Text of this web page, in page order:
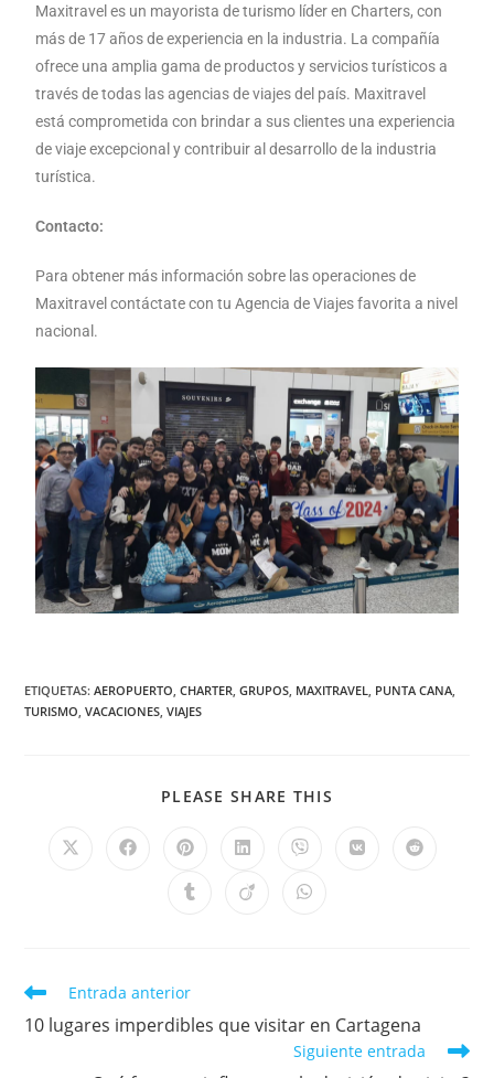
Maxitravel es un mayorista de turismo líder en Charters, con
más de 17 años de experiencia en la industria. La compañía
ofrece una amplia gama de productos y servicios turísticos a
través de todas las agencias de viajes del país. Maxitravel
está comprometida con brindar a sus clientes una experiencia
de viaje excepcional y contribuir al desarrollo de la industria
turística.
Contacto:
Para obtener más información sobre las operaciones de
Maxitravel contáctate con tu Agencia de Viajes favorita a nivel
nacional.
ETIQUETAS:AEROPUERTO, CHARTER, GRUPOS, MAXITRAVEL, PUNTA CANA,
TURISMO, VACACIONES, VIAJES
PLEASE SHARE THIS
Entrada anterior
10 lugares imperdibles que visitar en Cartagena
Siguiente entrada